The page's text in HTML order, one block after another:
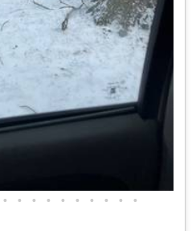
• • • • • • • • • •